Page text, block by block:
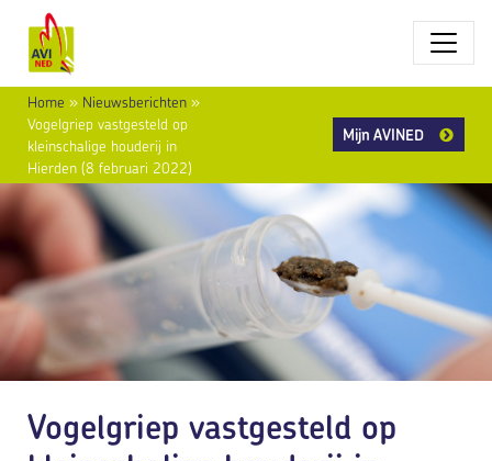
Home » Nieuwsberichten »
Vogelgriep vastgesteld op
kleinschalige houderij in
Hierden (8 februari 2022)
Mijn AVINED
Vogelgriep vastgesteld op